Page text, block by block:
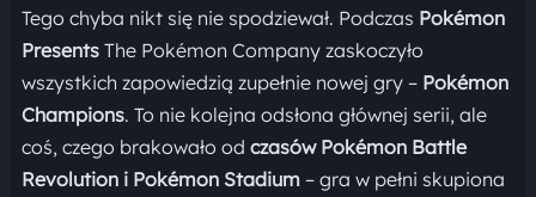
Tego chyba nikt się nie spodziewał. Podczas Pokémon
PresentsThe Pokémon Company zaskoczyło
wszystkich zapowiedzią zupełnie nowej gry – Pokémon
Champions. To nie kolejna odsłona głównej serii, ale
coś, czego brakowało od czasów Pokémon Battle
Revolution i Pokémon Stadium– gra w pełni skupiona